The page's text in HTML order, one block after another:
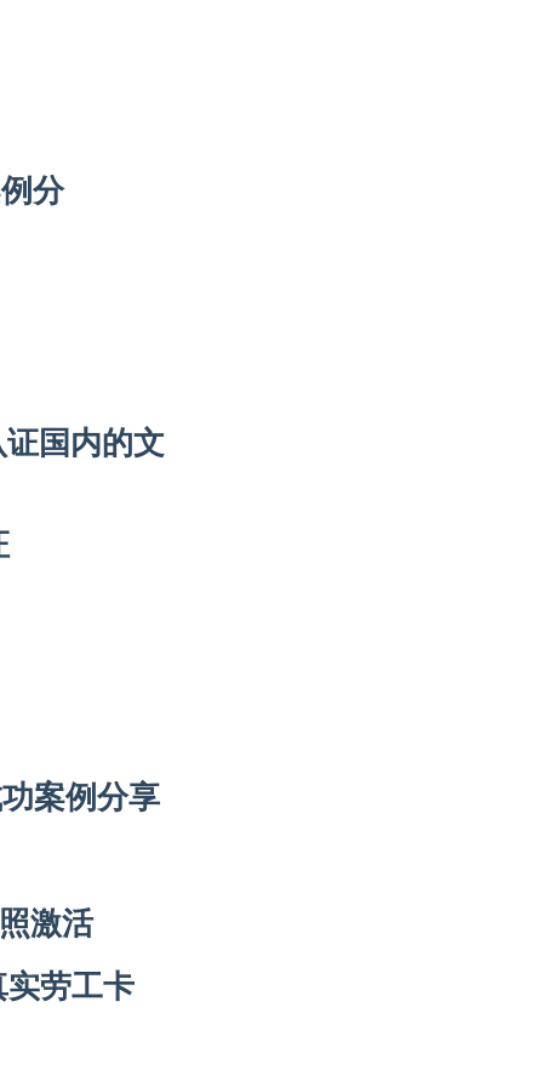
分
国内的文
案例分享
激活
实劳工卡